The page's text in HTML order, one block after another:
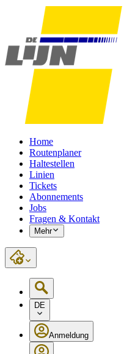
Home
Routenplaner
Haltestellen
Linien
Tickets
Abonnements
Jobs
Fragen & Kontakt
Mehr
DE
Anmeldung